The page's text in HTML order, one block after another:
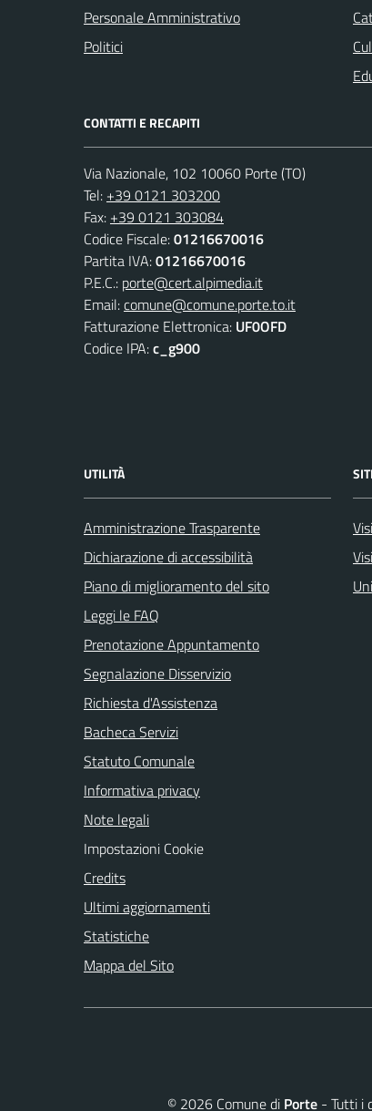
Personale Amministrativo
Politici
CONTATTI E RECAPITI
Via Nazionale, 102 10060 Porte (TO)
Tel: +39 0121 303200
Fax: +39 0121 303084
Codice Fiscale:01216670016
Partita IVA:01216670016
P.E.C.: porte@cert.alpimedia.it
Email:comune@comune.porte.to.it
Fatturazione Elettronica: UF0OFD
Codice IPA:c_g900
UTILITÀ
Amministrazione Trasparente
Dichiarazione di accessibilità
Piano di miglioramento del sito
Leggi le FAQ
Prenotazione Appuntamento
Segnalazione Disservizio
Richiesta d'Assistenza
Bacheca Servizi
Statuto Comunale
Informativa privacy
Note legali
Impostazioni Cookie
Credits
Ultimi aggiornamenti
Statistiche
Mappa del Sito
© 2026Comune di Porte- Tutti i